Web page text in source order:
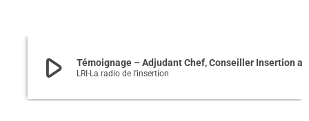
play_arrow LRI-La radio de l'insertion